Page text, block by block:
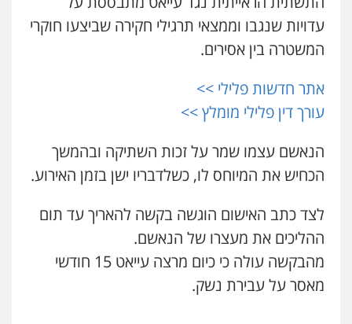
פלילי
אסירים
0505216700
עו"ד שלומי שרון
פלילי צבאי מעצרים וחקירות
עו"ד אייל בסרגליק
פלילי כלכלי צווארון לבן עורכי דין לענייני
אסירים אזרחי נדל"ן / עסקים
0528488515
עדויות שנגבו וממצאי תרגילי חקירה שביצעו חוקרי
המשטרה בין אסירים.
אתר חדשות פלילי >>
עורך דין פלילי מומלץ >>
הנאשם עצמו שמר על זכות השתיקה ובהמשך
הכחיש את המיוחס לו, כשלדבריו ישן בזמן האירוע.
לצד כתב האישום הוגשה בקשה להאריך עד תום
ההליכים את מעצרו של הנאשם.
מהבקשה עולה כי כיום מרצה עייאט 15 חודשי
מאסר על עבירת נשק.
פלילי משפט פלילי
0528959600
קורל קרוז – עורך דין פלילי
משפט פלילי
0545437431
עו"ד עלי סעדי
פלילי פשיעה חמורה ליווי וייצוג בחקירות
0508824984
עו"ד תומר בנישתי
פלילי מעצרים וחקירות צווארון לבן פשיעה
חמורה
0546657865